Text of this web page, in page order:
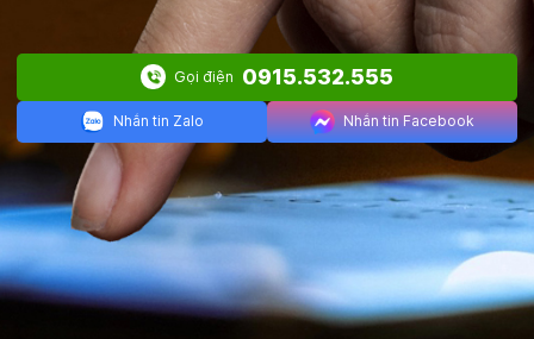
Gọi điện 0915.532.555
Nhắn tin Zalo Nhắn tin Facebook